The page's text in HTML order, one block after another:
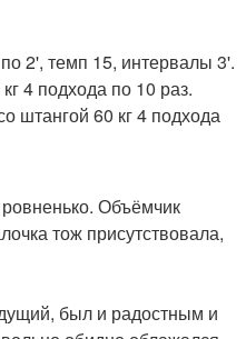
2', темп 15, интервалы 3'.
4 подхода по 10 раз.
штангой 60 кг 4 подхода
Объёмчик
тож присутствовала,
был и радостным и